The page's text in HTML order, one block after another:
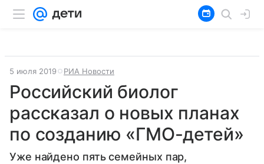
5 июля 2019 РИА Новости
Российский биолог
рассказал о новых планах
по созданию «ГМО-детей»
Уже найдено пять семейных пар,